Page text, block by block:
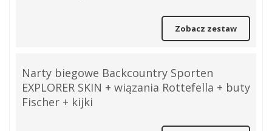
Zobacz zestaw
Narty biegowe Backcountry Sporten
EXPLORER SKIN + wiązania Rottefella + buty
Fischer + kijki